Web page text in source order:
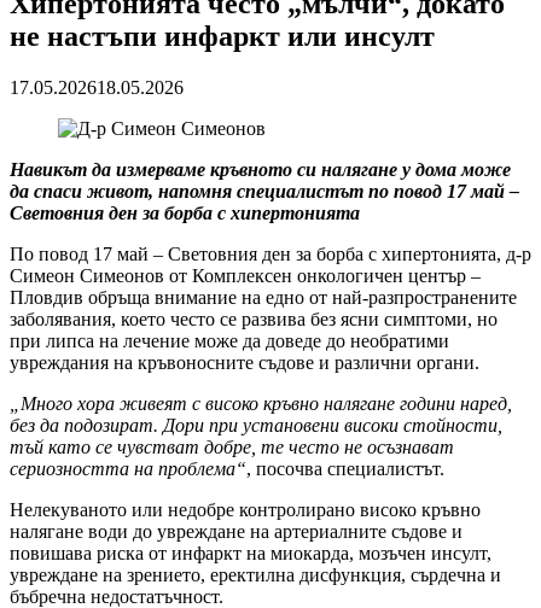
не настъпи инфаркт или инсулт
17.05.202618.05.2026
Навикът да измерваме кръвното си налягане у дома може
да спаси живот, напомня специалистът по повод 17 май –
Световния ден за борба с хипертонията
По повод 17 май – Световния ден за борба с хипертонията, д-р
Симеон Симеонов от Комплексен онкологичен център –
Пловдив обръща внимание на едно от най-разпространените
заболявания, което често се развива без ясни симптоми, но
при липса на лечение може да доведе до необратими
увреждания на кръвоносните съдове и различни органи.
„Много хора живеят с високо кръвно налягане години наред,
без да подозират. Дори при установени високи стойности,
тъй като се чувстват добре, те често не осъзнават
сериозността на проблема“, посочва специалистът.
Нелекуваното или недобре контролирано високо кръвно
налягане води до увреждане на артериалните съдове и
повишава риска от инфаркт на миокарда, мозъчен инсулт,
увреждане на зрението, еректилна дисфункция, сърдечна и
бъбречна недостатъчност.